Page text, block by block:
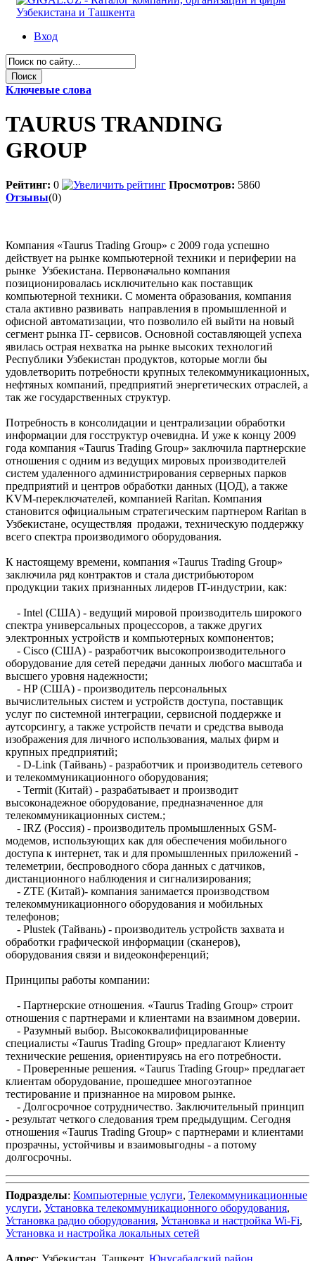
Вход
Ключевые слова
TAURUS TRANDING
GROUP
Рейтинг: 0 Просмотров: 5860
Отзывы(0)
Компания «Taurus Trading Group» c 2009 года успешно
действует на рынке компьютерной техники и периферии на
рынке Узбекистана. Первоначально компания
позиционировалась исключительно как поставщик
компьютерной техники. С момента образования, компания
стала активно развивать направления в промышленной и
офисной автоматизации, что позволило ей выйти на новый
сегмент рынка IT- сервисов. Основной составляющей успеха
явилась острая нехватка на рынке высоких технологий
Республики Узбекистан продуктов, которые могли бы
удовлетворить потребности крупных телекоммуникационных,
нефтяных компаний, предприятий энергетических отраслей, а
так же государственных структур.
Потребность в консолидации и централизации обработки
информации для госструктур очевидна. И уже к концу 2009
года компания «Taurus Trading Group» заключила партнерские
отношения с одним из ведущих мировых производителей
систем удаленного администрирования серверных парков
предприятий и центров обработки данных (ЦОД), а также
KVM-переключателей, компанией Raritan. Компания
становится официальным стратегическим партнером Raritan в
Узбекистане, осуществляя продажи, техническую поддержку
всего спектра производимого оборудования.
К настоящему времени, компания «Taurus Trading Group»
заключила ряд контрактов и стала дистрибьютором
продукции таких признанных лидеров IT-индустрии, как:
- Intel (США) - ведущий мировой производитель широкого
спектра универсальных процессоров, а также других
электронных устройств и компьютерных компонентов;
- Cisco (США) - разработчик высокопроизводительного
оборудование для сетей передачи данных любого масштаба и
высшего уровня надежности;
- HP (США) - производитель персональных
вычислительных систем и устройств доступа, поставщик
услуг по системной интеграции, сервисной поддержке и
аутсорсингу, а также устройств печати и средства вывода
изображения для личного использования, малых фирм и
крупных предприятий;
- D-Link (Тайвань) - разработчик и производитель сетевого
и телекоммуникационного оборудования;
- Termit (Китай) - разрабатывает и производит
высоконадежное оборудование, предназначенное для
телекоммуникационных систем.;
- IRZ (Россия) - производитель промышленных GSM-
модемов, использующих как для обеспечения мобильного
доступа к интернет, так и для промышленных приложений -
телеметрии, беспроводного сбора данных с датчиков,
дистанционного наблюдения и сигнализирования;
- ZTE (Китай)- компания занимается производством
телекоммуникационного оборудования и мобильных
телефонов;
- Plustek (Тайвань) - производитель устройств захвата и
обработки графической информации (сканеров),
оборудования связи и видеоконференций;
Принципы работы компании:
- Партнерские отношения. «Taurus Trading Group» строит
отношения с партнерами и клиентами на взаимном доверии.
- Разумный выбор. Высококвалифицированные
специалисты «Taurus Trading Group» предлагают Клиенту
технические решения, ориентируясь на его потребности.
- Проверенные решения. «Taurus Trading Group» предлагает
клиентам оборудование, прошедшее многоэтапное
тестирование и признанное на мировом рынке.
- Долгосрочное сотрудничество. Заключительный принцип
- результат четкого следования трем предыдущим. Сегодня
отношения «Taurus Trading Group» с партнерами и клиентами
прозрачны, устойчивы и взаимовыгодны - а потому
долгосрочны.
Подразделы: Компьютерные услуги, Телекоммуникационные
услуги, Установка телекоммуникационного оборудования,
Установка радио оборудования, Установка и настройка Wi-Fi,
Установка и настройка локальных сетей
Адрес: Узбекистан, Ташкент, Юнусабадский район